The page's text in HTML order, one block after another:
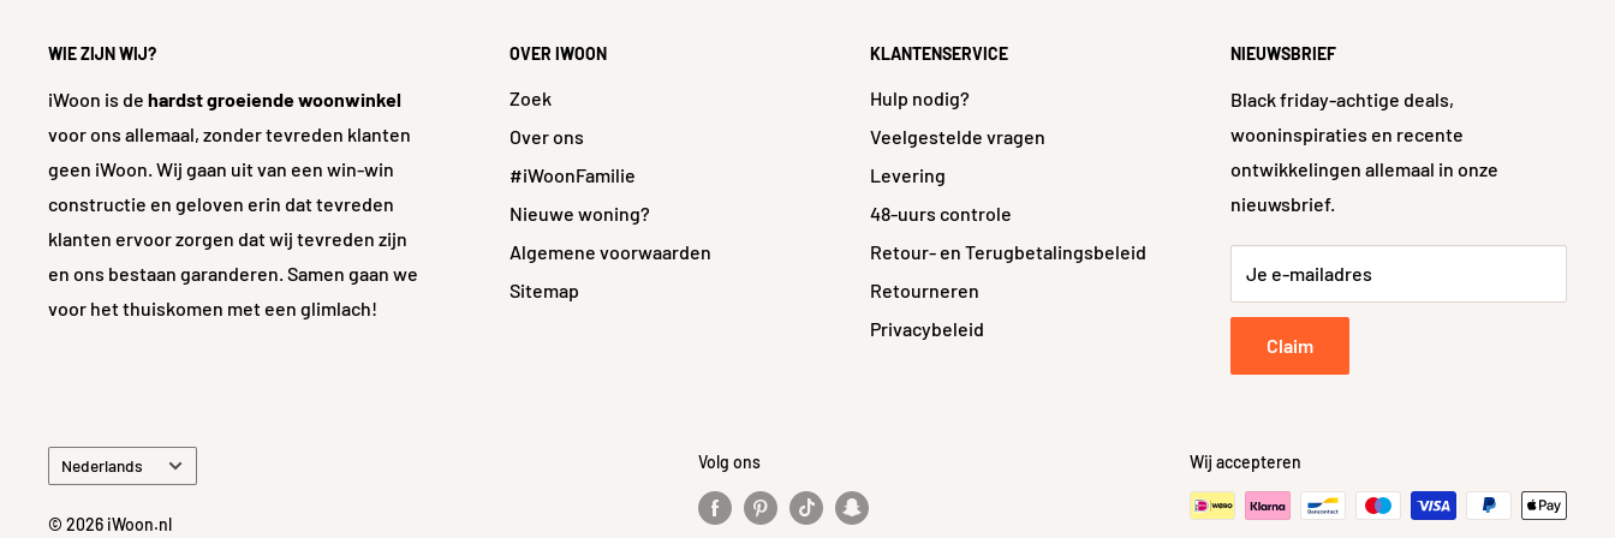
Inclusief bevestigingsmateriaal Ja
Inclusief bevestigingsmateriaal Ja
Draadmaat 1/2 cm
Lijntekening
WIE ZIJN WIJ?
iWoon is de hardst groeiende woonwinkel
voor ons allemaal, zonder tevreden klanten
geen iWoon. Wij gaan uit van een win-win
constructie en geloven erin dat tevreden
klanten ervoor zorgen dat wij tevreden zijn
en ons bestaan garanderen. Samen gaan we
voor het thuiskomen met een glimlach!
OVER IWOON
Zoek
Over ons
#iWoonFamilie
Nieuwe woning?
Algemene voorwaarden
Sitemap
KLANTENSERVICE
Hulp nodig?
Veelgestelde vragen
Levering
48-uurs controle
Retour- en Terugbetalingsbeleid
Retourneren
Privacybeleid
NIEUWSBRIEF
Black friday-achtige deals,
wooninspiraties en recente
ontwikkelingen allemaal in onze
nieuwsbrief.
Je e-mailadres
Claim
Taal
Nederlands
© 2026 iWoon.nl
Volg ons Wij accepteren